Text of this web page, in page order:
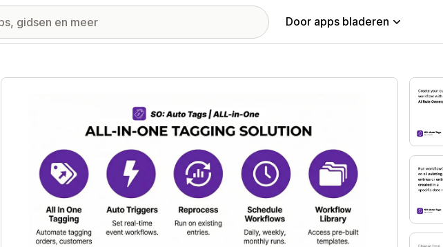
Door apps bladeren
Galerij met uitgelichte afbeeldingen